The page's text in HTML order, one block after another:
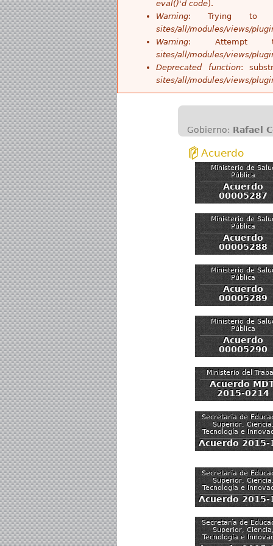
eval()'d code).
Warning: Trying to
sites/all/modules/views/
Warning: Attempt
sites/all/modules/views/
Deprecated function:
sites/all/modules/views/
Gobierno: Rafael
Acuerdo
Ministerio de
Pública
Acuerdo
00005287
Ministerio de
Pública
Acuerdo
00005288
Ministerio de
Pública
Acuerdo
00005289
Ministerio de
Pública
Acuerdo
00005290
Ministerio del
Acuerdo
2015-0214
Secretaría de
Superior, Ciencia,
Tecnología e
Acuerdo 2015-
Secretaría de
Superior, Ciencia,
Tecnología e
Acuerdo 2015-
Secretaría de
Superior, Ciencia,
Tecnología e